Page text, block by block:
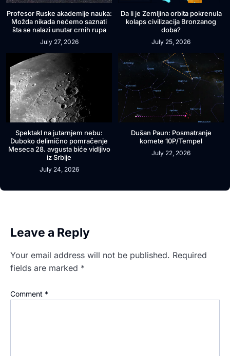
Profesor Ruske akademije nauka:
Možda nikada nećemo saznati
šta se nalazi unutar crnih rupa
July 27, 2026
Da li je Zemljina orbita pokrenula
kolaps civilizacija Bronzanog
doba?
July 25, 2026
Spektakl na jutarnjem nebu:
Duboko delimično pomračenje
Meseca 28. avgusta biće vidljivo
iz Srbije
July 24, 2026
Dušan Paun: Posmatranje
komete 10P/Tempel
July 22, 2026
Leave a Reply
Your email address will not be published. Required
fields are marked *
Comment *